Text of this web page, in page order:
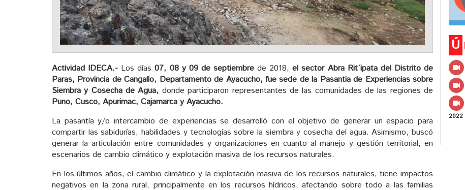
Actividad IDECA.- Los días07, 08 y 09 de septiembre de 2018,el sector Abra Rit´ipata del Distrito de
Paras, Provincia de Cangallo, Departamento de Ayacucho, fue sede de la Pasantia de Experiencias sobre
Siembra y Cosecha de Agua, donde participaron representantes de las comunidades de las regiones de
Puno, Cusco, Apurimac, Cajamarca y Ayacucho.
La pasantía y/o intercambio de experiencias se desarrolló con el objetivo de generar un espacio para
compartir las sabidurías, habilidades y tecnologías sobre la siembra y cosecha del agua. Asimismo, buscó
generar la articulación entre comunidades y organizaciones en cuanto al manejo y gestión territorial, en
escenarios de cambio climático y explotación masiva de los recursos naturales.
En los últimos años, el cambio climático y la explotación masiva de los recursos naturales, tiene impactos
negativos en la zona rural, principalmente en los recursos hídricos, afectando sobre todo a las familias
Ú
2022